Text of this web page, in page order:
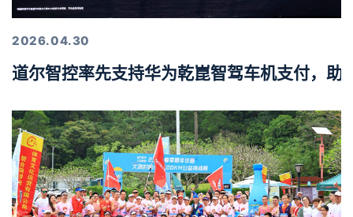
2026.04.30
道尔智控率先支持华为乾崑智驾车机支付，助